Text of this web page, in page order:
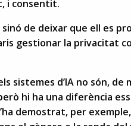
i consentit.
de deixar que ell es
gestionar la privacitat
sistemes d’IA no són, de
hi ha una diferència
demostrat, per